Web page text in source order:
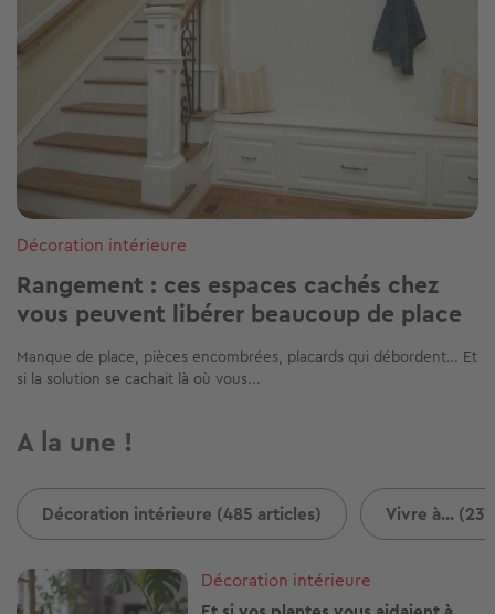
Décoration intérieure
Rangement : ces espaces cachés chez
vous peuvent libérer beaucoup de place
Manque de place, pièces encombrées, placards qui débordent… Et
si la solution se cachait là où vous...
A la une !
Décoration intérieure (485 articles) Vivre à...
Image
Décoration intérieure